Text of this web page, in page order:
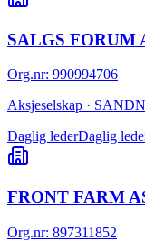
SALGS FORUM
Org.nr: 990994706
Aksjeselskap ·
Daglig lederDaglig
FRONT FARM
Org.nr: 897311852